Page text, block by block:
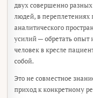
двух совершенно
людей, в переплетениях
аналитического
усилий — обретать опыт
человек в кресле
собой.
Это не совместное
приход к конкретному